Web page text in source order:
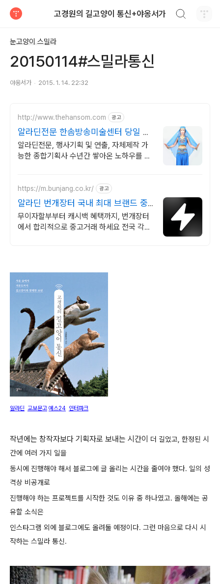
고경원의 길고양이 통신+야옹서가
눈고양이 스밀라
20150114#스밀라통신
야옹서가 2015. 1. 14. 22:32
http://www.thehansom.com 광고
알라딘전문 한솜방송미술센터 당일 배
송 및 수령가능!
알라딘전문, 행사기획 및 연출, 자체제작 가
능한 종합기획사 수년간 쌓아온 노하우를 바
https://m.bunjang.co.kr/ 광고
알라딘 번개장터 국내 최대 브랜드 중
고거래
무이자할부부터 캐시백 혜택까지, 번개장터
에서 합리적으로 중고거래 하세요 전국 각지
알라딘 교보문고 예스24 인터파크
작년에는 창작자보다 기획자로 보내는 시간이 더 길었고, 한정된 시
간에 여러 가지 일을
동시에 진행해야 해서 블로그에 글 올리는 시간을 줄여야 했다. 일의 성
격상 비공개로
진행해야 하는 프로젝트를 시작한 것도 이유 중 하나였고. 올해에는 공
유할 소식은
인스타그램 외에 블로그에도 올려둘 예정이다. 그런 마음으로 다시 시
작하는 스밀라 통신.